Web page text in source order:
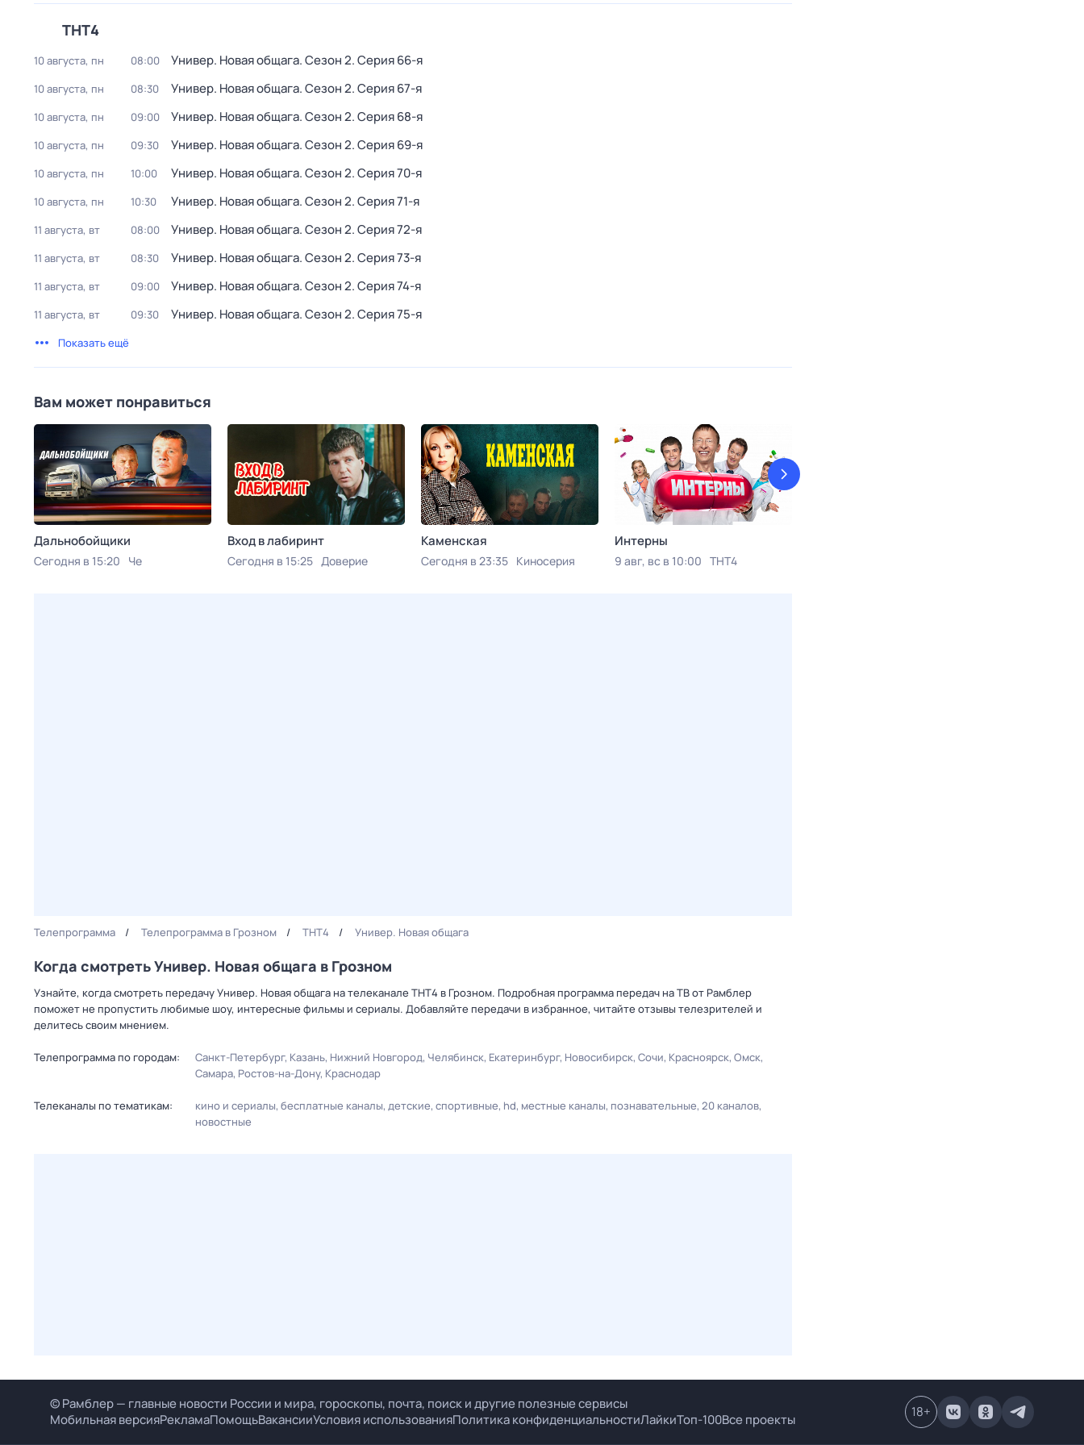
ТНТ4
10 августа, пн 08:00 Универ. Новая общага. Сезон 2. Серия 66-я
10 августа, пн 08:30 Универ. Новая общага. Сезон 2. Серия 67-я
10 августа, пн 09:00 Универ. Новая общага. Сезон 2. Серия 68-я
10 августа, пн 09:30 Универ. Новая общага. Сезон 2. Серия 69-я
10 августа, пн 10:00 Универ. Новая общага. Сезон 2. Серия 70-я
10 августа, пн 10:30 Универ. Новая общага. Сезон 2. Серия 71-я
11 августа, вт 08:00 Универ. Новая общага. Сезон 2. Серия 72-я
11 августа, вт 08:30 Универ. Новая общага. Сезон 2. Серия 73-я
11 августа, вт 09:00 Универ. Новая общага. Сезон 2. Серия 74-я
11 августа, вт 09:30 Универ. Новая общага. Сезон 2. Серия 75-я
Показать ещё
Вам может понравиться
Дальнобойщики
Сегодня в 15:20 Че
Вход в лабиринт
Сегодня в 15:25 Доверие
Каменская
Сегодня в 23:35 Киносерия
Интерны
9 авг, вс в 10:00 ТНТ4
Телепрограмма Телепрограмма в Грозном ТНТ4 Универ. Новая общага
Когда смотреть Универ. Новая общага в Грозном
Узнайте, когда смотреть передачу Универ. Новая общага на телеканале ТНТ4 в Грозном. Подробная программа передач на ТВ от Рамблер
поможет не пропустить любимые шоу, интересные фильмы и сериалы. Добавляйте передачи в избранное, читайте отзывы телезрителей и
делитесь своим мнением.
Телепрограмма по городам: Санкт-Петербург Казань Нижний Новгород Челябинск Екатеринбург Новосибирск Сочи Красноярск Омск
Самара Ростов-на-Дону Краснодар
Телеканалы по тематикам: кино и сериалы бесплатные каналы детские спортивные hd местные каналы познавательные 20 каналов
новостные
© Рамблер — главные новости России и мира, гороскопы, почта, поиск и другие полезные сервисы
Мобильная версияРекламаПомощьВакансииУсловия использованияПолитика конфиденциальностиЛайкиТоп-100Все проекты 18+